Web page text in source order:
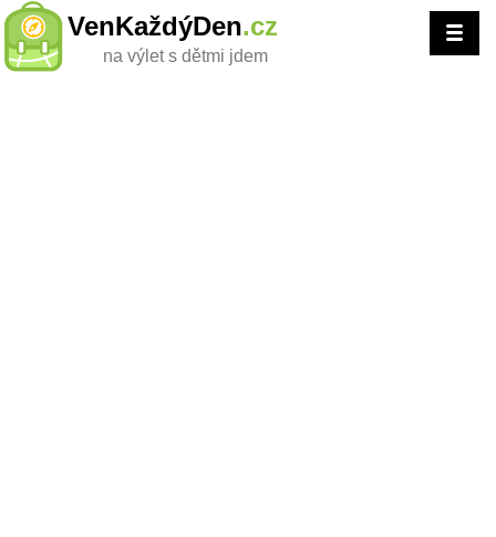
VenKaždýDen.cz
na výlet s dětmi jdem